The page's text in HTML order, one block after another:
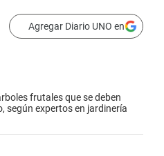
Agregar Diario UNO en
frutales que se deben
según expertos en jardinería